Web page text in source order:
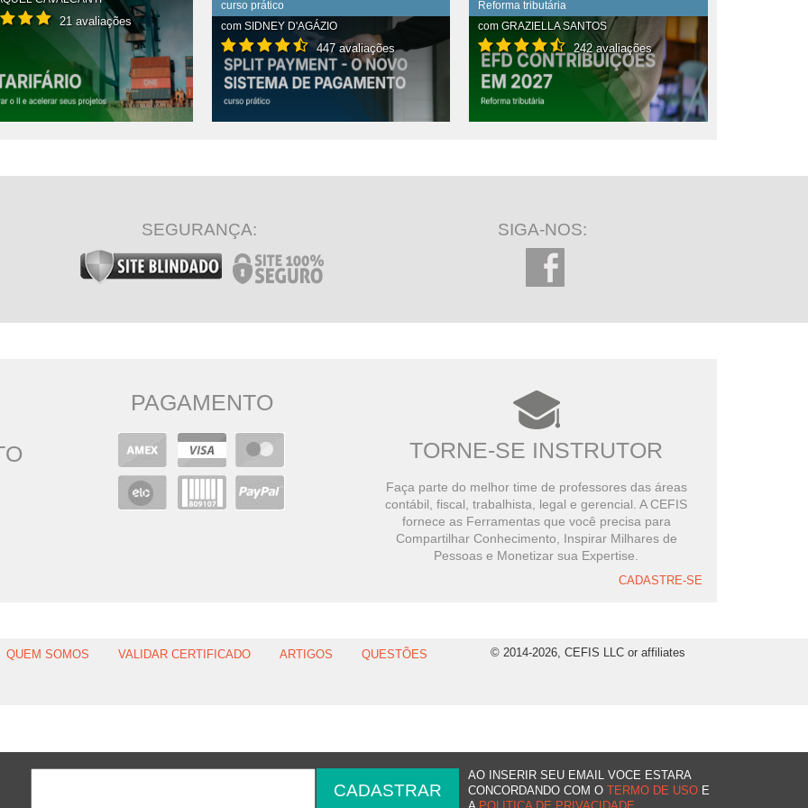
21 avaliações
curso prático
com SIDNEY D'AGÁZIO
447 avaliações
CONTEÚDO COMPLETO
Reforma tributária
comGRAZIELLA SANTOS
242 avaliações
VER CONTEÚDO COMPLETO
SEGURANÇA: SIGA-NOS:
PAGAMENTO
TORNE-SE INSTRUTOR
Faça parte do melhor time de professores das áreas
contábil, fiscal, trabalhista, legal e gerencial. A CEFIS
fornece as Ferramentas que você precisa para
Compartilhar Conhecimento, Inspirar Milhares de
Pessoas e Monetizar sua Expertise.
CADASTRE-SE
QUEM SOMOS VALIDAR CERTIFICADO ARTIGOS QUESTÕES © 2014-2026, CEFIS LLC or affiliates
AO INSERIR SEU EMAIL VOCE ESTARA
CONCORDANDO COM O
TERMO DE USO E